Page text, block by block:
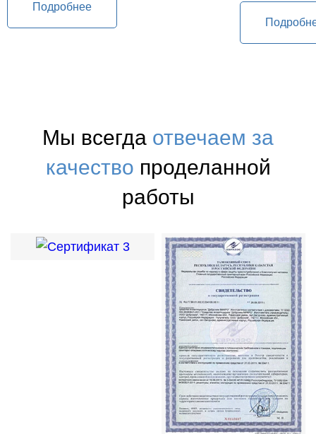
Подробнее
Мы всегда отвечаем за
качество проделанной
работы